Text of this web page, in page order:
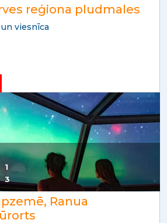
reģiona pludmales
viesnīca
1
3
Ranua